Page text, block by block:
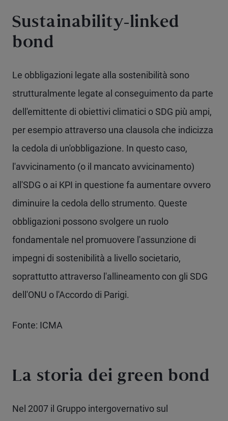
Sustainability-linked
bond
Le obbligazioni legate alla sostenibilità sono
strutturalmente legate al conseguimento da parte
dell'emittente di obiettivi climatici o SDG più ampi,
per esempio attraverso una clausola che indicizza
la cedola di un'obbligazione. In questo caso,
l'avvicinamento (o il mancato avvicinamento)
all'SDG o ai KPI in questione fa aumentare ovvero
diminuire la cedola dello strumento. Queste
obbligazioni possono svolgere un ruolo
fondamentale nel promuovere l'assunzione di
impegni di sostenibilità a livello societario,
soprattutto attraverso l'allineamento con gli SDG
dell'ONU o l'Accordo di Parigi.
Fonte: ICMA
La storia dei green bond
Nel 2007 il Gruppo intergovernativo sul